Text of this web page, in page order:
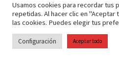
Ideasdeocio Funciona con
Usamos cookies para recordar tus
repetidas. Al hacer clic en
las cookies. Puedes elegir tus
Configuración Aceptar todo